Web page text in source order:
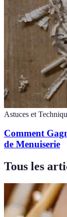
Astuces et
Comment
de Menuiserie
Tous les